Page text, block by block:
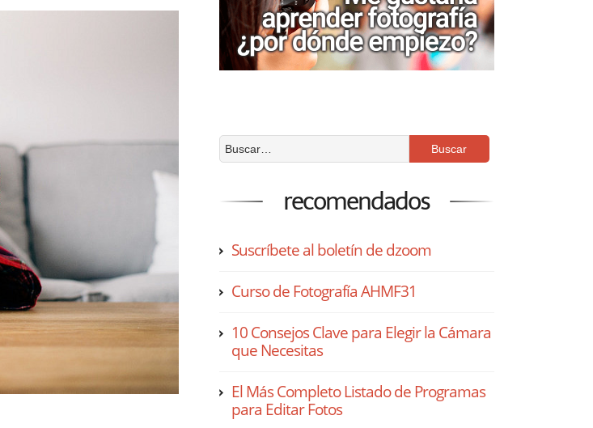
recomendados
Suscríbete al boletín de dzoom
Curso de Fotografía AHMF31
10 Consejos Clave para Elegir la Cámara
que Necesitas
El Más Completo Listado de Programas
para Editar Fotos